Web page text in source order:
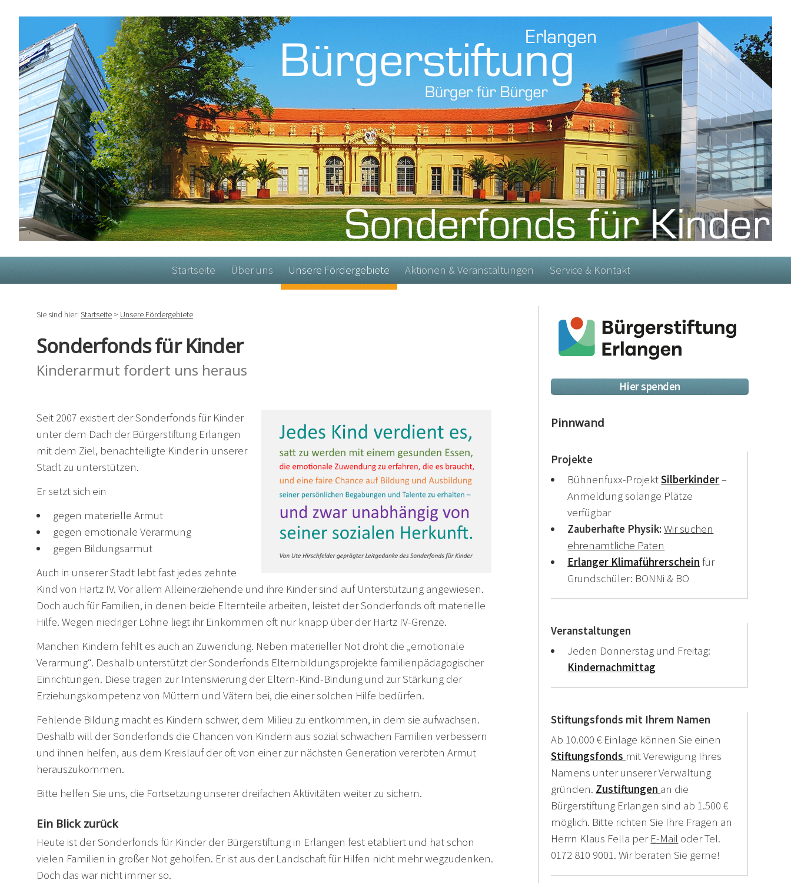
Startseite Über uns Unsere Fördergebiete Aktionen & Veranstaltungen Service & Kontakt
Sie sind hier: Startseite > Unsere Fördergebiete
Sonderfonds für Kinder
Kinderarmut fordert uns heraus
Seit 2007 existiert der Sonderfonds für Kinder
unter dem Dach der Bürgerstiftung Erlangen
mit dem Ziel, benachteiligte Kinder in unserer
Stadt zu unterstützen.
Er setzt sich ein
gegen materielle Armut
gegen emotionale Verarmung
gegen Bildungsarmut
Auch in unserer Stadt lebt fast jedes zehnte
Kind von Hartz IV. Vor allem Alleinerziehende und ihre Kinder sind auf Unterstützung angewiesen.
Doch auch für Familien, in denen beide Elternteile arbeiten, leistet der Sonderfonds oft materielle
Hilfe. Wegen niedriger Löhne liegt ihr Einkommen oft nur knapp über der Hartz IV-Grenze.
Manchen Kindern fehlt es auch an Zuwendung. Neben materieller Not droht die „emotionale
Verarmung“. Deshalb unterstützt der Sonderfonds Elternbildungsprojekte familienpädagogischer
Einrichtungen. Diese tragen zur Intensivierung der Eltern-Kind-Bindung und zur Stärkung der
Erziehungskompetenz von Müttern und Vätern bei, die einer solchen Hilfe bedürfen.
Fehlende Bildung macht es Kindern schwer, dem Milieu zu entkommen, in dem sie aufwachsen.
Deshalb will der Sonderfonds die Chancen von Kindern aus sozial schwachen Familien verbessern
und ihnen helfen, aus dem Kreislauf der oft von einer zur nächsten Generation vererbten Armut
herauszukommen.
Bitte helfen Sie uns, die Fortsetzung unserer dreifachen Aktivitäten weiter zu sichern.
Ein Blick zurück
Heute ist der Sonderfonds für Kinder der Bürgerstiftung in Erlangen fest etabliert und hat schon
vielen Familien in großer Not geholfen. Er ist aus der Landschaft für Hilfen nicht mehr wegzudenken.
Doch das war nicht immer so.
Hier spenden
Pinnwand
Projekte
Bühnenfuxx-ProjektSilberkinder–
Anmeldung solange Plätze
verfügbar
Zauberhafte Physik:Wir suchen
ehrenamtliche Paten
Erlanger Klimaführerschein für
Grundschüler: BONNi & BO
Veranstaltungen
Jeden Donnerstag und Freitag:
Kindernachmittag
Stiftungsfonds mit Ihrem Namen
Ab 10.000 € Einlage können Sie einen
Stiftungsfonds mit Verewigung Ihres
Namens unter unserer Verwaltung
gründen. Zustiftungen an die
Bürgerstiftung Erlangen sind ab 1.500 €
möglich. Bitte richten Sie Ihre Fragen an
Herrn Klaus Fella per E-Mail oder Tel.
0172 810 9001. Wir beraten Sie gerne!